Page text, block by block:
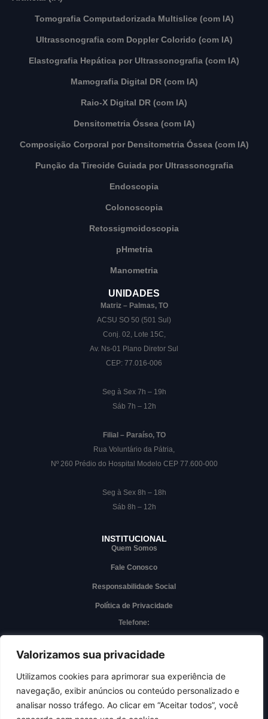
Valorizamos sua privacidade
Utilizamos cookies para aprimorar sua experiência de
navegação, exibir anúncios ou conteúdo personalizado e
analisar nosso tráfego. Ao clicar em “Aceitar todos”, você
Tomografia Computadorizada Multislice (com IA)
Ultrassonografia com Doppler Colorido (com IA)
Elastografia Hepática por Ultrassonografia (com IA)
Mamografia Digital DR (com IA)
Raio-X Digital DR (com IA)
Densitometria Óssea (com IA)
Composição Corporal por Densitometria Óssea (com IA)
Punção da Tireoide Guiada por Ultrassonografia
Endoscopia
Colonoscopia
Retossigmoidoscopia
pHmetria
Manometria
UNIDADES
Matriz – Palmas, TO
ACSU SO 50 (501 Sul)
Conj. 02, Lote 15C,
Av. Ns-01 Plano Diretor Sul
CEP: 77.016-006
Seg à Sex 7h – 19h
Sáb 7h – 12h
Filial – Paraíso, TO
Rua Voluntário da Pátria,
Nº 260 Prédio do Hospital Modelo CEP 77.600-000
Seg à Sex 8h – 18h
Sáb 8h – 12h
INSTITUCIONAL
Quem Somos
Fale Conosco
Responsabilidade Social
Política de Privacidade
Telefone:
Whatsapp
Acesso interno